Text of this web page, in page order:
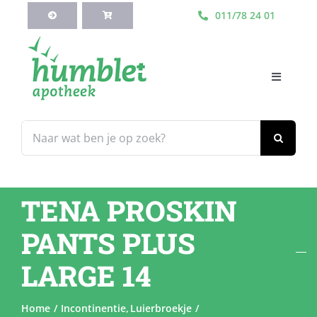
inhoud
011/78 24 01
naar:
Toggle
Webshop
Blog
Diensten
TENA PROSKIN
PANTS PLUS
LARGE 14
Home Incontinentie Luierbroekje